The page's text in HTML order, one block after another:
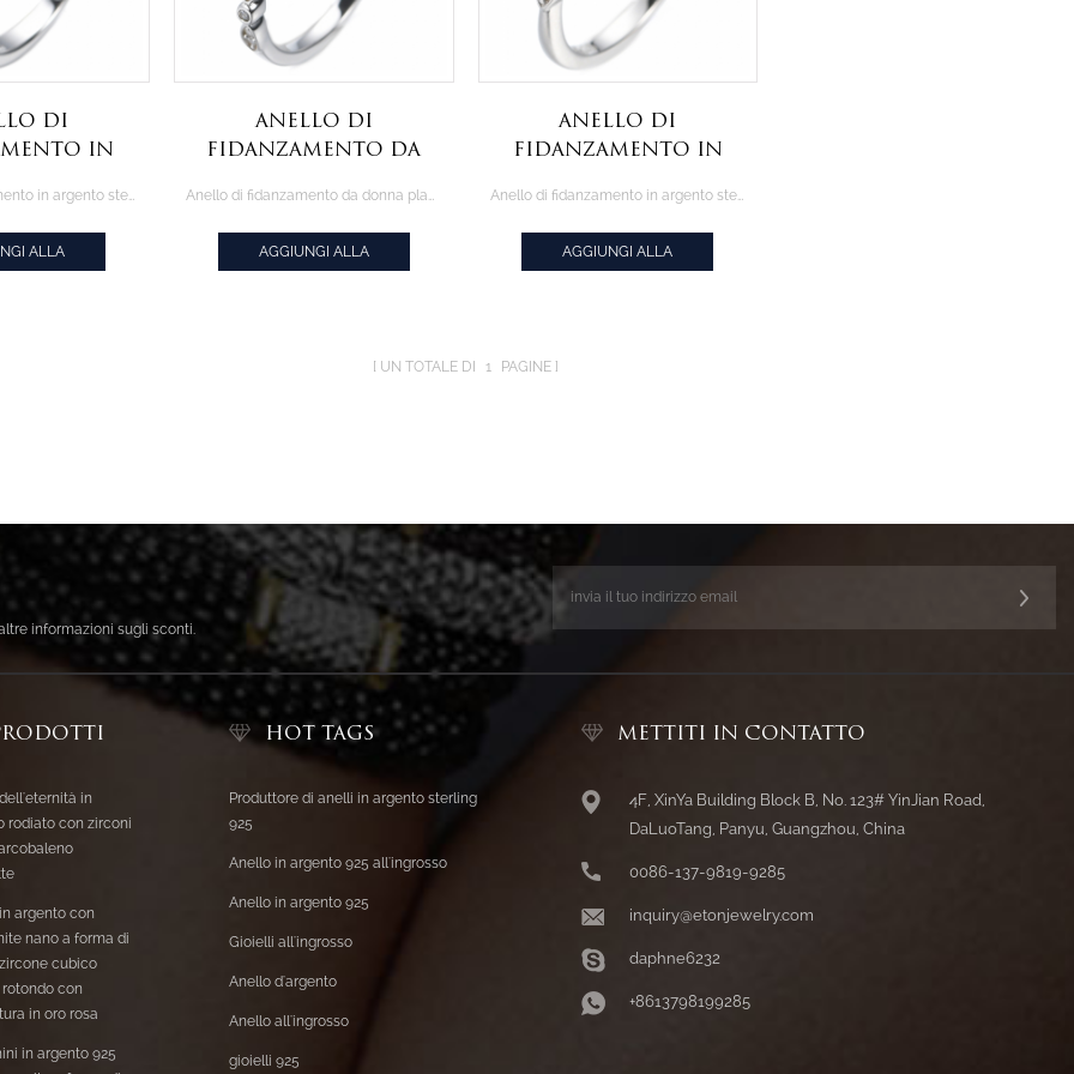
di
in
centro
1,0 ct
Anello di fidanzamento in argento sterling 925 con centro rotondo da 1,0 ct
ALLA
Anello di
fidanzamento da
rodio con CZ
bianco rotondo da
Anello di fidanzamento da donna placcato rodio con CZ bianco rotondo da 0,75 ct
AGGIUNGI ALLA
Anello di
fidanzamento in
925 con zirconi
bianchi al centro
Anello di fidanzamento in argento sterling 925 con zirconi bianchi al centro 0.75CTW
AGGIUNGI ALLA
UN TOTALE DI 1 PAGINE
informazioni sugli sconti.
in
rodiato con zirconi
argento con
nano a forma di
cubico
con
in oro rosa
in argento 925
HOT TAGS
Produttore di anelli in argento sterling
925
Anello in argento 925 all'ingrosso
Anello in argento 925
Gioielli all'ingrosso
Anello d'argento
Anello all'ingrosso
gioielli 925
METTITI IN CONTATTO
4F, XinYa Building Block B, No. 123# YinJian Road,
DaLuoTang, Panyu, Guangzhou, China
0086-137-9819-9285
inquiry@etonjewelry.com
daphne6232
+8613798199285